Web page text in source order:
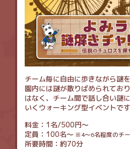
チーム毎に自由に歩きながら謎
園内には謎が散りばめられてお
はなく、チーム間で話し合い謎
いくウォーキング型イベントです
料金
1名/500円～
定員
100名～ ※4～6名程度のチ
所要時間 約70分